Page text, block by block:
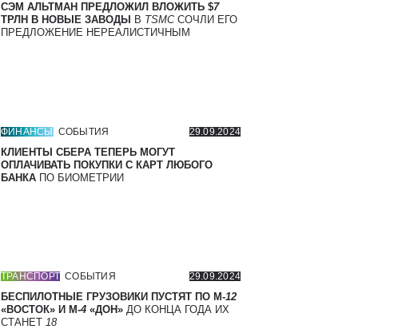
СЭМ АЛЬТМАН ПРЕДЛОЖИЛ ВЛОЖИТЬ $7
ТРЛН В НОВЫЕ ЗАВОДЫ
В TSMC СОЧЛИ ЕГО
ПРЕДЛОЖЕНИЕ НЕРЕАЛИСТИЧНЫМ
ФИНАНСЫ СОБЫТИЯ 29.09.2024
КЛИЕНТЫ СБЕРА ТЕПЕРЬ МОГУТ
ОПЛАЧИВАТЬ ПОКУПКИ С КАРТ ЛЮБОГО
БАНКА ПО БИОМЕТРИИ
ТРАНСПОРТ СОБЫТИЯ 29.09.2024
БЕСПИЛОТНЫЕ ГРУЗОВИКИ ПУСТЯТ ПО М-12
«ВОСТОК» И М-4 «ДОН» ДО КОНЦА ГОДА ИХ
СТАНЕТ 18